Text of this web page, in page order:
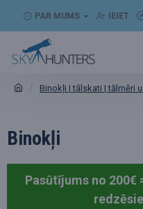
PAR MUMS IEIET
Binokļi | tālskati | tālmēri
Binokļi
Pasūtījums no 200€